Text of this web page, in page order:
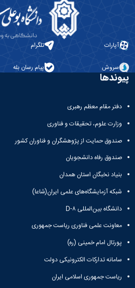
آپارات تلگرام
سروش پیام رسان بله
پیوندها
دفتر مقام معظم رهبری
وزارت علوم، تحقیقات و فناوری
صندوق حمایت از پژوهشگران و فناوران کشور
صندوق رفاه دانشجویان
بنیاد نخبگان استان همدان
شبکه آزمایشگاه‌های علمی ایران(شاعا)
دانشگاه بین‌المللی D-۸
معاونت علمی فناوری ریاست جمهوری
پورتال امام خمینی (ره)
سامانه تدارکات الکترونیکی دولت
ریاست جمهوری اسلامی ایران